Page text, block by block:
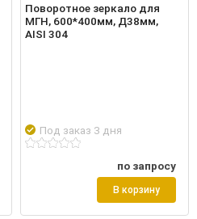
Поворотное зеркало для
МГН, 600*400мм, Д38мм,
AISI 304
Под заказ 3 дня
по запросу
В корзину